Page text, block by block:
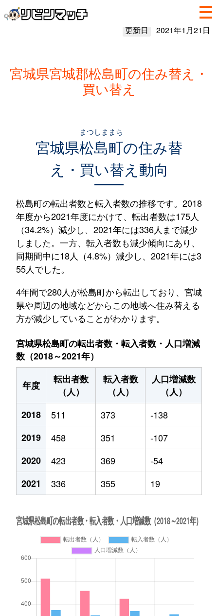
更新日 2021年1月21日
宮城県宮城郡松島町の住み替え・
買い替え
宮城県松島町
まつしままち
の住み替
え・買い替え動向
松島町の転出者数と転入者数の推移です。2018
年度から2021年度にかけて、転出者数は175人
（34.2%）減少し、2021年には336人まで減少
しました。一方、転入者数も減少傾向にあり、
同期間中に18人（4.8%）減少し、2021年には3
55人でした。
4年間で280人が松島町から転出しており、宮城
県や周辺の地域などからこの地域へ住み替える
方が減少していることがわかります。
宮城県松島町の転出者数・転入者数・人口増減
数（2018～2021年）
年度
転出者数
（人）
転入者数
（人）
人口増減数
（人）
2018
511 373
-138
2019
458 351
-107
2020
423 369
-54
2021
336 355 19